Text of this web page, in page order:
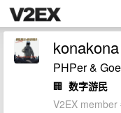
konakona
PHPer &
🏢 数字游民
V2EX